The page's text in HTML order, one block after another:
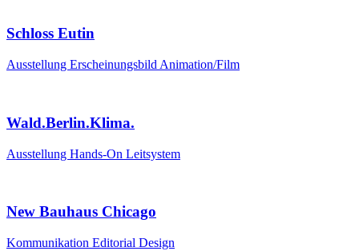
Schloss Eutin
Ausstellung Erscheinungsbild Animation/Film
Wald.Berlin.Klima.
Ausstellung Hands-On Leitsystem
New Bauhaus Chicago
Kommunikation Editorial Design